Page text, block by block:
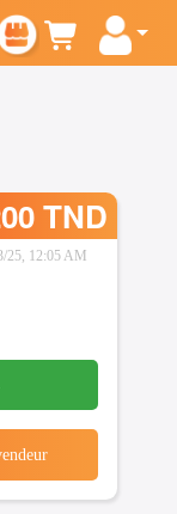
TND
25, 12:05 AM